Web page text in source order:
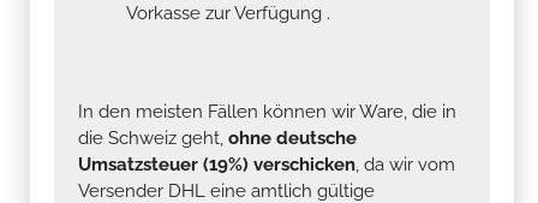
Vorkasse zur Verfügung .
In den meisten Fällen können wir Ware, die in
die Schweiz geht, ohne deutsche
Umsatzsteuer (19%) verschicken, da wir vom
Versender DHL eine amtlich gültige